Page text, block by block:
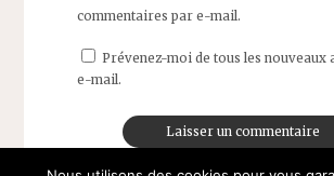
commentaires par e-mail.
Prévenez-moi de tous les nouveaux
e-mail.